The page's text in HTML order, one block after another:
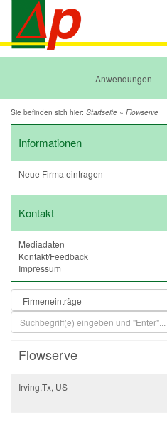
Anwendungen
Sie befinden sich hier: Startseite » Flowserve
Informationen
Neue Firma eintragen
Kontakt
Mediadaten
Kontakt/Feedback
Impressum
Flowserve
Irving,Tx, US